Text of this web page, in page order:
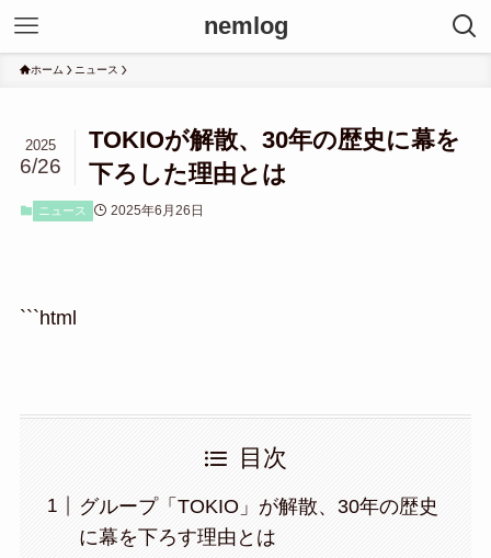
nemlog
ホーム ニュース
TOKIOが解散、30年の歴史に幕を
下ろした理由とは
2025
6/26
ニュース 2025年6月26日
```html
目次
グループ「TOKIO」が解散、30年の歴史
に幕を下ろす理由とは